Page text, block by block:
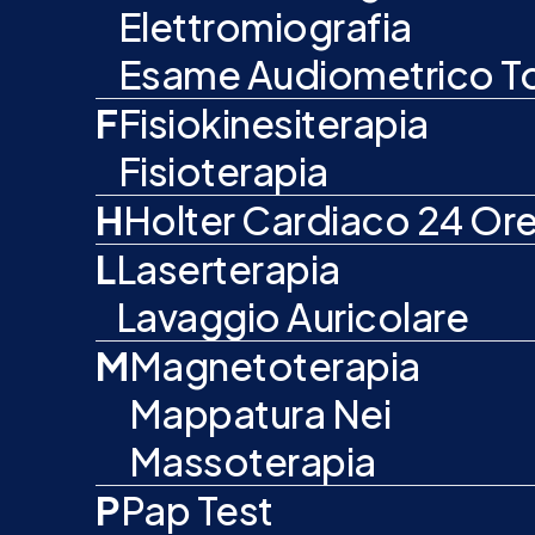
Elettromiografia
Esame Audiometrico
FFisiokinesiterapia
Fisioterapia
HHolter Cardiaco 24
LLaserterapia
Lavaggio Auricolare
MMagnetoterapia
Mappatura Nei
Massoterapia
PPap Test